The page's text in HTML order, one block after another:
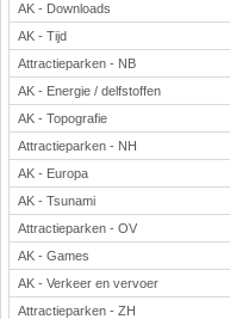
AK - Downloads
AK - Tijd
Attractieparken - NB
AK - Energie / delfstoffen
AK - Topografie
Attractieparken - NH
AK - Europa
AK - Tsunami
Attractieparken - OV
AK - Games
AK - Verkeer en vervoer
Attractieparken - ZH